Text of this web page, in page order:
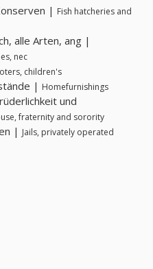
| Fish hatcheries and
alle Arten, ang |
nec
children's
| Homefurnishings
und
fraternity and sorority
| Jails, privately operated